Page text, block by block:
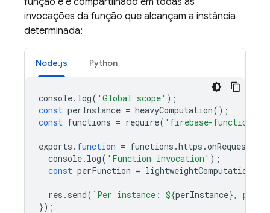
invocações da função que alcançam a instância
determinada:
Node.js Python
console. log( 'Global scope' );
const perInstance = heavyComputation();
const functions = require( 'firebase-functions'
exports . function = functions .https .onRequest
console. log( 'Function invocation' );
const perFunction = lightweightComputation
res . send( `Per instance: ${perInstance}, per
});